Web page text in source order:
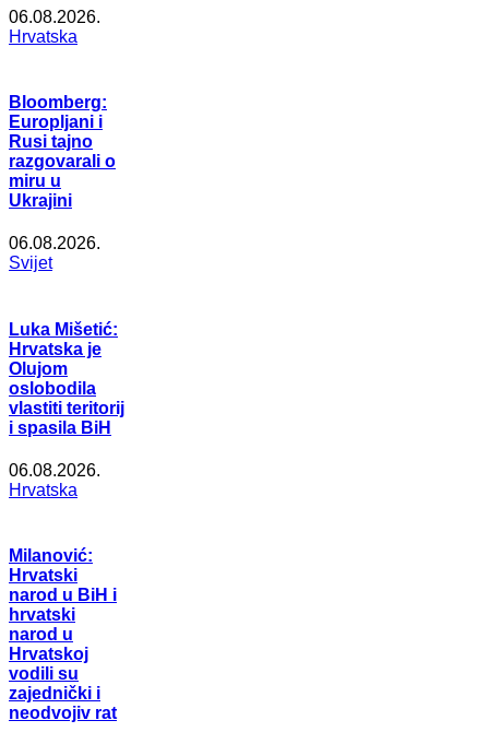
06.08.2026.
Hrvatska
Bloomberg:
Europljani i
Rusi tajno
razgovarali o
miru u
Ukrajini
06.08.2026.
Svijet
Luka Mišetić:
Hrvatska je
Olujom
oslobodila
vlastiti teritorij
i spasila BiH
06.08.2026.
Hrvatska
Milanović:
Hrvatski
narod u BiH i
hrvatski
narod u
Hrvatskoj
vodili su
zajednički i
neodvojiv rat